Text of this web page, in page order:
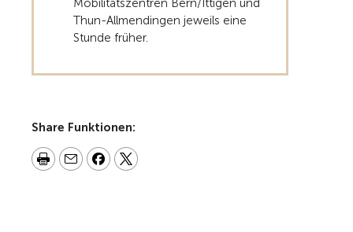
Mobilitätszentren Bern/Ittigen und
Thun-Allmendingen jeweils eine
Stunde früher.
Share Funktionen: